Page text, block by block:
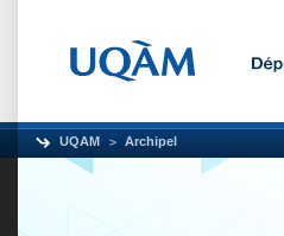
UQAM Archipel